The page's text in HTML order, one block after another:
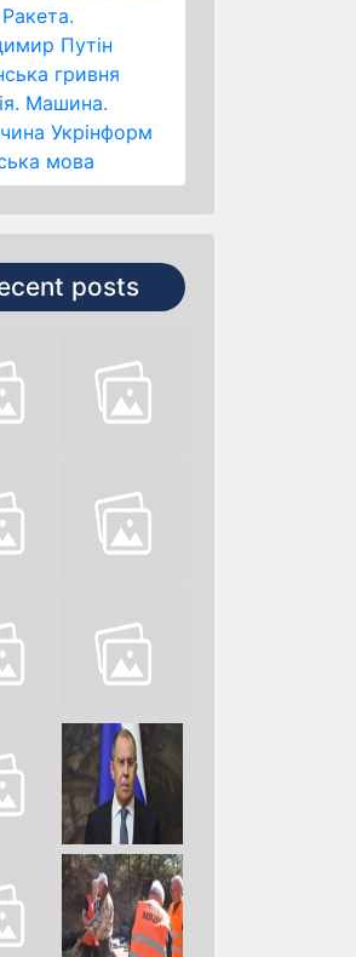
Ракета.
Путін
гривня
Машина.
Укрінформ
мова
posts